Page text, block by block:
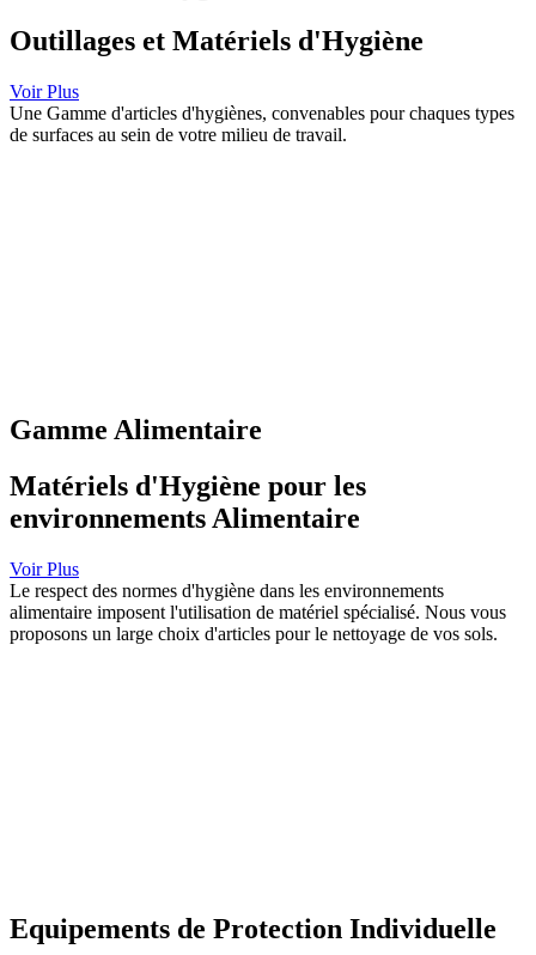
Outillages et Matériels d'Hygiène
Voir Plus
Une Gamme d'articles d'hygiènes, convenables pour chaques types
de surfaces au sein de votre milieu de travail.
Gamme Alimentaire
Matériels d'Hygiène pour les
environnements Alimentaire
Voir Plus
Le respect des normes d'hygiène dans les environnements
alimentaire imposent l'utilisation de matériel spécialisé. Nous vous
proposons un large choix d'articles pour le nettoyage de vos sols.
Equipements de Protection Individuelle